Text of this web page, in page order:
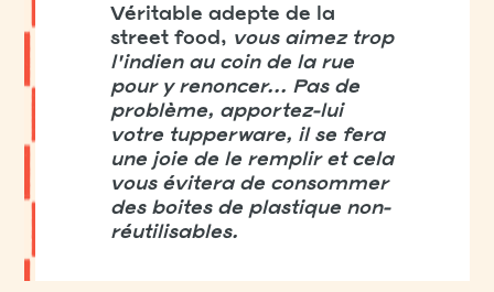
Véritable adepte de la
street food, vous aimez trop
l'indien au coin de la rue
pour y renoncer... Pas de
problème, apportez-lui
votre tupperware, il se fera
une joie de le remplir et cela
vous évitera de consommer
des boites de plastique non-
réutilisables.